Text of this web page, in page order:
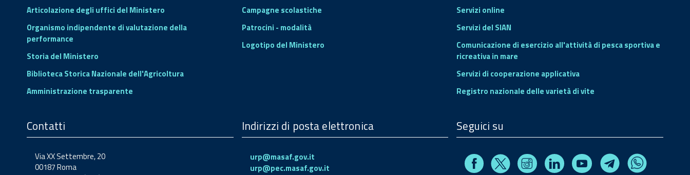
Articolazione degli uffici del Ministero
Organismo indipendente di valutazione della
performance
Storia del Ministero
Biblioteca Storica Nazionale dell'Agricoltura
Amministrazione trasparente
Campagne scolastiche
Patrocini - modalità
Logotipo del Ministero
Servizi online
Servizi del SIAN
Comunicazione di esercizio all'attività di pesca sportiva e
ricreativa in mare
Servizi di cooperazione applicativa
Registro nazionale delle varietà di vite
Contatti
Via XX Settembre, 20
00187 Roma
Indirizzi di posta elettronica
urp@masaf.gov.it
urp@pec.masaf.gov.it
Seguici su
Facebook
X InstagramLinkedinYoutube TelegramWhatsapp